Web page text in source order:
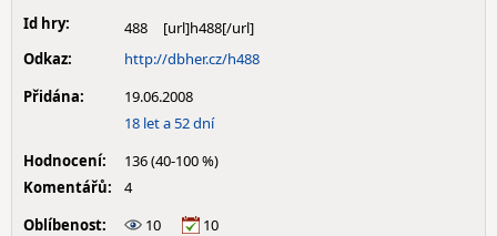
Id hry:
488
Odkaz:
http://dbher.cz/h488
Přidána:
19.06.2008
18 let a 52 dní
Hodnocení:
136 (40-100 %)
Komentářů:
4
Oblíbenost:
10
10